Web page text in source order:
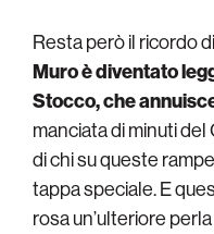
Resta però il ricordo
Muro è diventato
Stocco, che
manciata di minuti del
di chi su queste
tappa speciale. E
rosa un’ulteriore